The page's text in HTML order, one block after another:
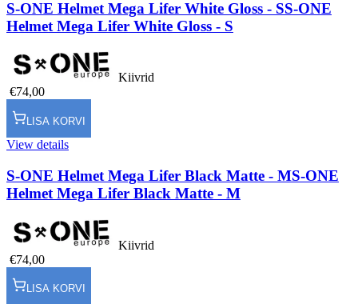
S-ONE Helmet Mega Lifer White Gloss - SS-ONE
Helmet Mega Lifer White Gloss - S
Kiivrid
€74,00
LISA KORVI
View details
S-ONE Helmet Mega Lifer Black Matte - MS-ONE
Helmet Mega Lifer Black Matte - M
Kiivrid
€74,00
LISA KORVI